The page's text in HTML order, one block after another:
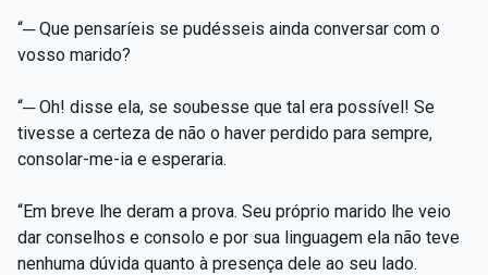
“─ Que pensaríeis se pudésseis ainda conversar com o
vosso marido?
“─ Oh! disse ela, se soubesse que tal era possível! Se
tivesse a certeza de não o haver perdido para sempre,
consolar-me-ia e esperaria.
“Em breve lhe deram a prova. Seu próprio marido lhe veio
dar conselhos e consolo e por sua linguagem ela não teve
nenhuma dúvida quanto à presença dele ao seu lado.